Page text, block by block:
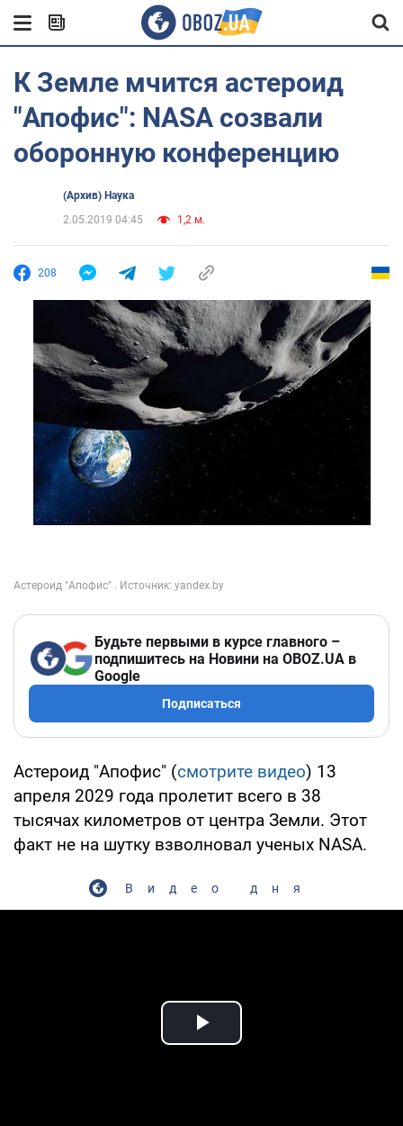
К Земле мчится астероид
"Апофис": NASA созвали
оборонную конференцию
(Архив) Наука
2.05.2019 04:45
1,2 м.
208
Будьте первыми в курсе главного –
подпишитесь на Новини на OBOZ.UA в
Google
Подписаться
Астероид "Апофис" (смотрите видео) 13
апреля 2029 года пролетит всего в 38
тысячах километров от центра Земли. Этот
факт не на шутку взволновал ученых NASA.
Видео дня
Play Video